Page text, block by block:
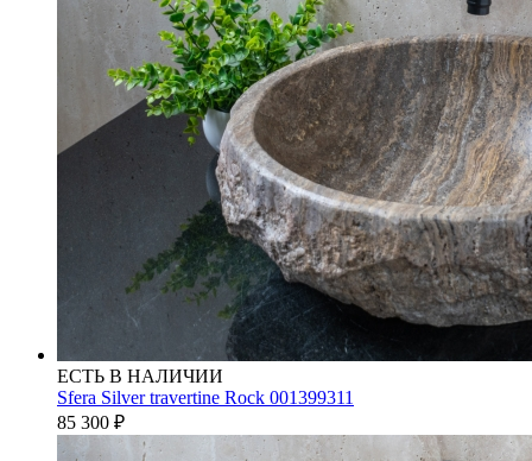
ЕСТЬ В НАЛИЧИИ
Sfera Silver travertine Rock 001399311
85 300 ₽